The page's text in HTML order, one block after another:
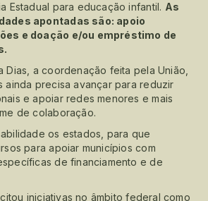
Estadual para educação infantil. As
apontadas são: apoio
e doação e/ou empréstimo de
Dias, a coordenação feita pela União,
ainda precisa avançar para reduzir
e apoiar redes menores e mais
de colaboração.
os estados, para que
para apoiar municípios com
de financiamento e de
iniciativas no âmbito federal como